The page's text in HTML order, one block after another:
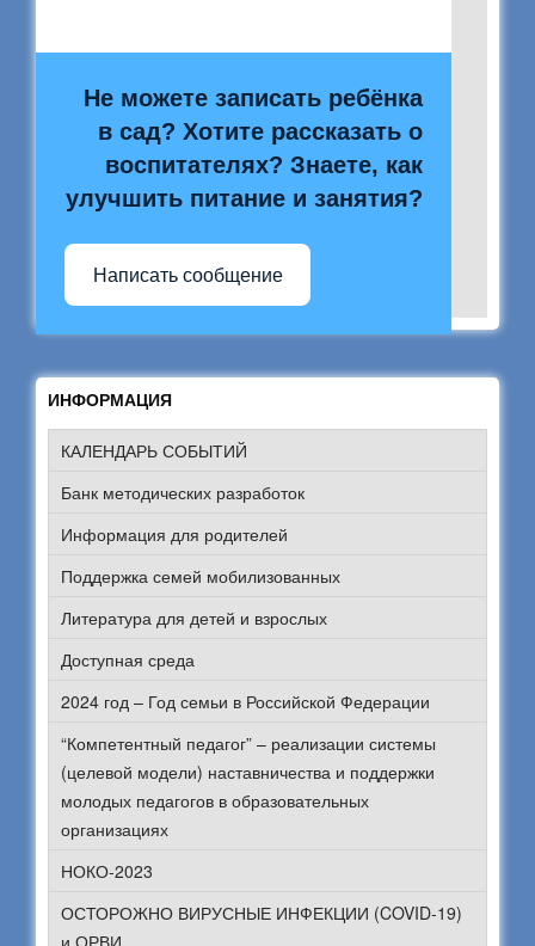
Не можете записать ребёнка
в сад? Хотите рассказать о
воспитателях? Знаете, как
улучшить питание и занятия?
Написать сообщение
ИНФОРМАЦИЯ
КАЛЕНДАРЬ СОБЫТИЙ
Банк методических разработок
Информация для родителей
Поддержка семей мобилизованных
Литература для детей и взрослых
Доступная среда
2024 год – Год семьи в Российской Федерации
“Компетентный педагог” – реализации системы
(целевой модели) наставничества и поддержки
молодых педагогов в образовательных
организациях
НОКО-2023
ОСТОРОЖНО ВИРУСНЫЕ ИНФЕКЦИИ (COVID-19)